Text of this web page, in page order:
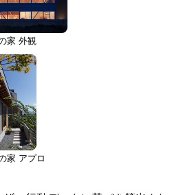
家 外観
家 アプロ